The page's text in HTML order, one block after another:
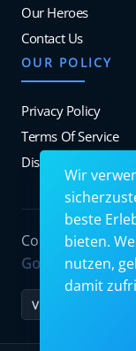
Our Heroes
Contact Us
OUR POLICY
Privacy Policy
Terms Of Service
Disclosure
Copyrights ©
Googiehost.
VISA
Wir
beste
bieten.
nutzen,
damit